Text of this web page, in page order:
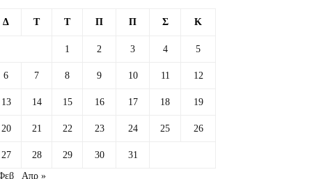
Δ Τ Τ Π Π Σ Κ
1 2 3 4 5
6 7 8 9 10 11 12
13 14 15 16 17 18 19
20 21 22 23 24 25 26
27 28 29 30
31
Απρ »